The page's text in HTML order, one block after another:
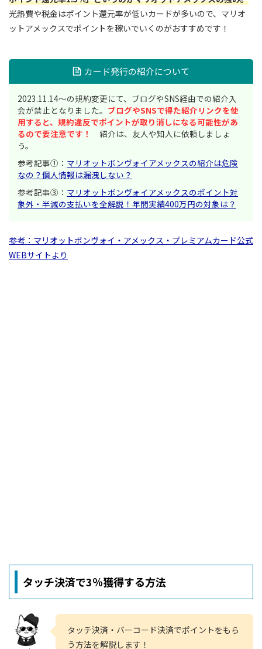
光熱費や税金はポイント還元率が低いカードが多いので、マリオ
ットアメックスでポイントを稼いでいくのがおすすめです！
カード発行の紹介について
2023.11.14～の規約変更にて、ブログやSNS経由での紹介入
会が禁止となりました。 ブログやSNSで得た紹介リンクを使
用すると、規約違反でポイントが取り消しになる可能性があ
るので要注意です！
紹介は、友人や知人に依頼しましょ
う。
参考記事①： マリオットボンヴォイアメックスの紹介は危険
なの？個人情報は漏洩しない？
参考記事③： マリオットボンヴォイアメックスのポイント対
象外・半減の支払いを全解説！年間実績400万円の対象は？
参考：マリオットボンヴォイ・アメックス・プレミアムカード公式
WEBサイトより
タッチ決済で3％獲得する方法
タッチ決済・バーコード決済でポイントをもら
う方法を解説します！